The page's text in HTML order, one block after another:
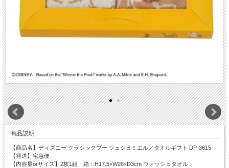
商品説明
【商品名】ディズニー クラシックプー シュシュミエル／タオルギフト DP-3615
【発送】宅急便
【内容量orサイズ】2枚1組 箱：H17.5×W26×D3cm ウォッシュタオル：